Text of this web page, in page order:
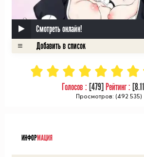
Смотреть онлайн!
Голосов : [479] Рейтинг : [8.11
Просмотров: (492 535)
ИНФОРМАЦИЯ